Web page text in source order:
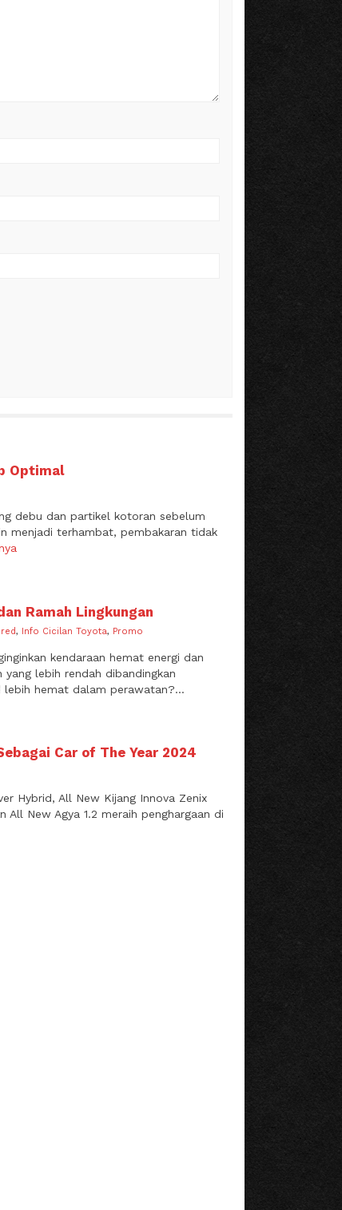
Optimal
debu dan partikel kotoran sebelum
menjadi terhambat, pembakaran tidak
Ramah Lingkungan
, Info Cicilan Toyota, Promo
kendaraan hemat energi dan
lebih rendah dibandingkan
lebih hemat dalam perawatan?...
Car of The Year 2024
Hybrid, All New Kijang Innova Zenix
New Agya 1.2 meraih penghargaan di